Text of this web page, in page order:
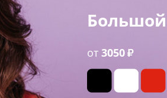
от 3050₽